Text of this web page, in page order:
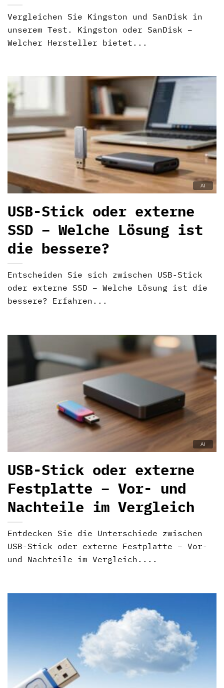
Vergleichen Sie Kingston und SanDisk in
unserem Test. Kingston oder SanDisk –
Welcher Hersteller bietet...
USB-Stick oder externe
SSD – Welche Lösung ist
die bessere?
Entscheiden Sie sich zwischen USB-Stick
oder externe SSD – Welche Lösung ist die
bessere? Erfahren...
USB-Stick oder externe
Festplatte – Vor- und
Nachteile im Vergleich
Entdecken Sie die Unterschiede zwischen
USB-Stick oder externe Festplatte – Vor-
und Nachteile im Vergleich....